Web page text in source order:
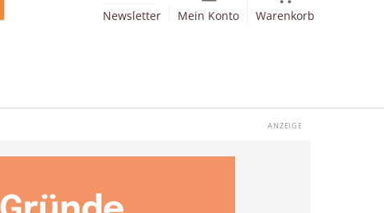
Newsletter
Mein Konto Warenkorb